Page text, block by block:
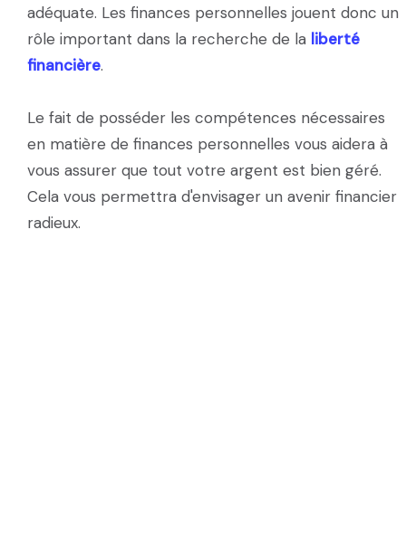
adéquate. Les finances personnelles jouent donc un
rôle important dans la recherche de la liberté
financière.
Le fait de posséder les compétences nécessaires
en matière de finances personnelles vous aidera à
vous assurer que tout votre argent est bien géré.
Cela vous permettra d'envisager un avenir financier
radieux.